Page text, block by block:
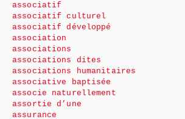
associatif
associatif culturel
associatif développé
association
associations
associations dites
associations humanitaires
associative baptisée
associe naturellement
assortie d’une
assurance